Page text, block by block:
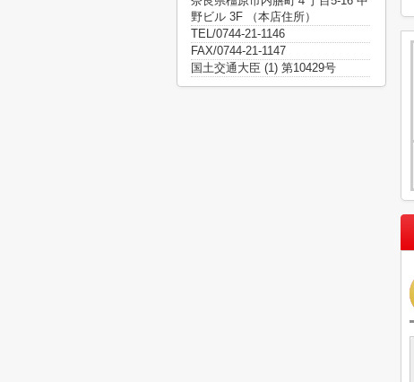
野ビル 3F （本店住所）
TEL/0744-21-1146
FAX/0744-21-1147
国土交通大臣 (1) 第10429号